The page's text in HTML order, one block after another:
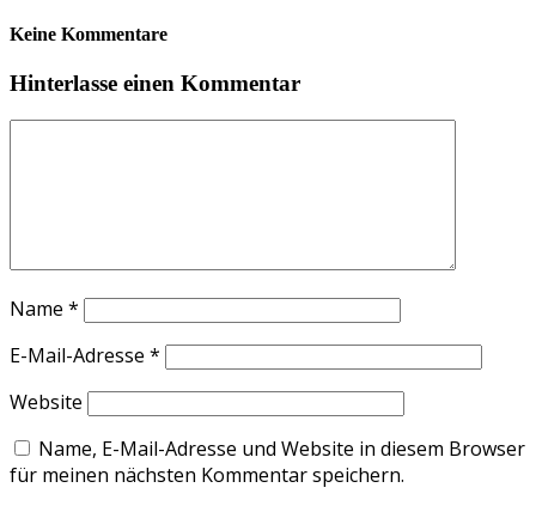
Keine Kommentare
Hinterlasse einen Kommentar
Name *
E-Mail-Adresse *
Website
Name, E-Mail-Adresse und Website in diesem Browser
für meinen nächsten Kommentar speichern.